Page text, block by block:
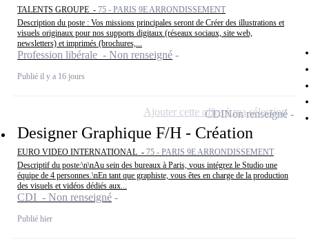
TALENTS GROUPE - 75 - PARIS 9E ARRONDISSEMENT
Description du poste : Vos missions principales seront de Créer des illustrations et
visuels originaux pour nos supports digitaux (réseaux sociaux, site web,
newsletters) et imprimés (brochures,...
Profession libérale - Non renseigné
Publié il y a 16 jours
Designer Graphique F/H - Création
EURO VIDEO INTERNATIONAL - 75 - PARIS 9E ARRONDISSEMENT
Descriptif du poste:\n\nAu sein des bureaux à Paris, vous intégrez le Studio une
équipe de 4 personnes.\nEn tant que graphiste, vous êtes en charge de la production
des visuels et vidéos dédiés aux...
CDI - Non renseigné
Publié hier
CDINon renseigné
Ajouter cette offre à ma sélection